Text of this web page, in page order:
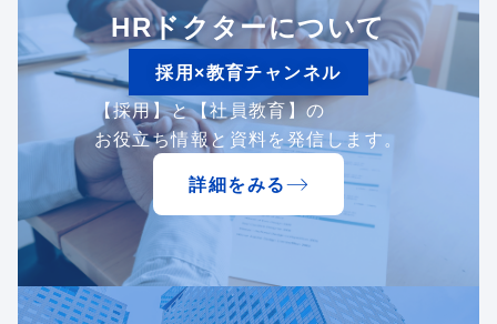
HRドクターについて
採用×教育チャンネル
【採用】と【社員教育】の
お役立ち情報と資料を発信します。
詳細をみる